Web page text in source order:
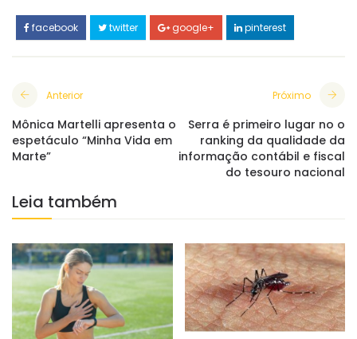
facebook twitter google+ pinterest
Anterior
Mônica Martelli apresenta o
espetáculo “Minha Vida em
Marte”
Próximo
Serra é primeiro lugar no o
ranking da qualidade da
informação contábil e fiscal
do tesouro nacional
Leia também